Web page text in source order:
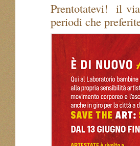
Prentotatevi! il
periodi che